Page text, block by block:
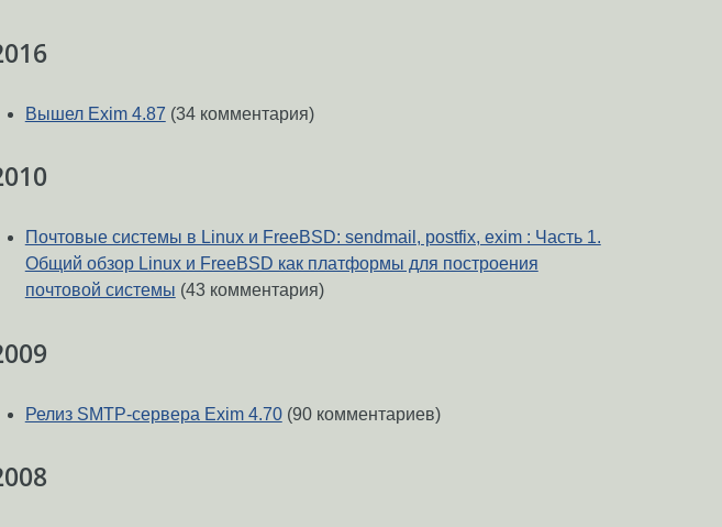
Вышел Exim 4.87 (34 комментария)
Почтовые системы в Linux и FreeBSD: sendmail, postfix, exim : Часть 1.
Общий обзор Linux и FreeBSD как платформы для построения
почтовой системы (43 комментария)
Релиз SMTP-сервера Exim 4.70(90 комментариев)